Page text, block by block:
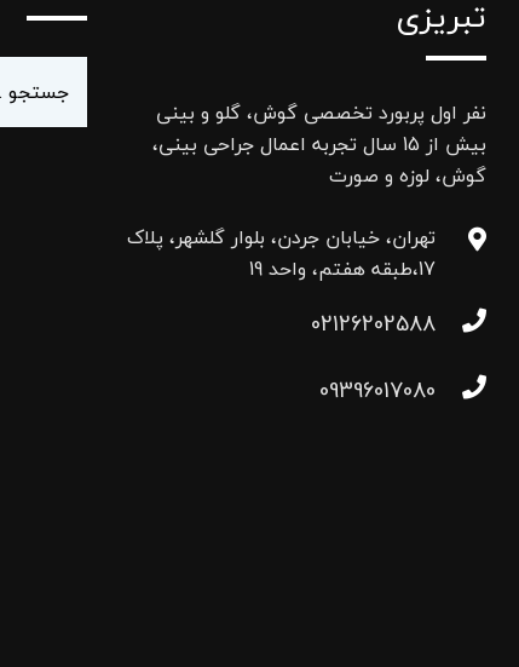
تبریزی
نفر اول پربورد تخصصی گوش، گلو و بینی
بیش از 15 سال تجربه اعمال جراحی بینی،
گوش، لوزه و صورت
تهران، خیابان جردن، بلوار گلشهر، پلاک
17،طبقه هفتم، واحد 19
02126202588
09396017080